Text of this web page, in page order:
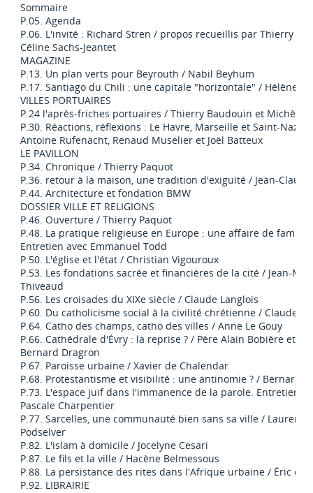
Sommaire
P.05. Agenda
P.06. L'invité : Richard Stren / propos recueillis par Thierry
Céline Sachs-Jeantet
MAGAZINE
P.13. Un plan verts pour Beyrouth / Nabil Beyhum
P.17. Santiago du Chili : une capitale "horizontale" / Hélène
VILLES PORTUAIRES
P.24 l'après-friches portuaires / Thierry Baudouin et Michèle
P.30. Réactions, réflexions : Le Havre, Marseille et Saint-
Antoine Rufenacht, Renaud Muselier et Joël Batteux
LE PAVILLON
P.34. Chronique / Thierry Paquot
P.36. retour à la maison, une tradition d'exiguïté / Jean-
P.44. Architecture et fondation BMW
DOSSIER VILLE ET RELIGIONS
P.46. Ouverture / Thierry Paquot
P.48. La pratique religieuse en Europe : une affaire de famille.
Entretien avec Emmanuel Todd
P.50. L'église et l'état / Christian Vigouroux
P.53. Les fondations sacrée et financières de la cité / Jean-
Thiveaud
P.56. Les croisades du XIXe siècle / Claude Langlois
P.60. Du catholicisme social à la civilité chrétienne / Claude
P.64. Catho des champs, catho des villes / Anne Le Gouy
P.66. Cathédrale d'Évry : la reprise ? / Père Alain Bobière et
Bernard Dragron
P.67. Paroisse urbaine / Xavier de Chalendar
P.68. Protestantisme et visibilité : une antinomie ? / Bernard
P.73. L'espace juif dans l'immanence de la parole. Entretien
Pascale Charpentier
P.77. Sarcelles, une communauté bien sans sa ville / Laurence
Podselver
P.82. L'islam à domicile / Jocelyne Cesari
P.87. Le fils et la ville / Hacène Belmessous
P.88. La persistance des rites dans l'Afrique urbaine / Éric de
P.92. LIBRAIRIE